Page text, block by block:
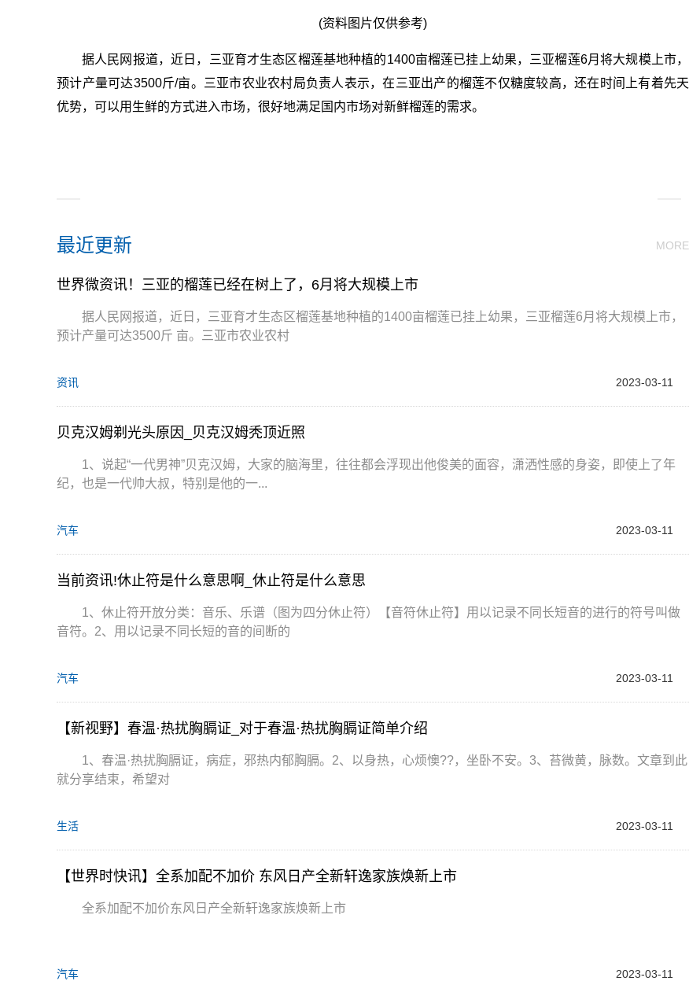
(资料图片仅供参考)
据人民网报道，近日，三亚育才生态区榴莲基地种植的1400亩榴莲已挂上幼果，三亚榴莲6月将大规模上市，
预计产量可达3500斤/亩。三亚市农业农村局负责人表示，在三亚出产的榴莲不仅糖度较高，还在时间上有着先天
优势，可以用生鲜的方式进入市场，很好地满足国内市场对新鲜榴莲的需求。
最近更新 MORE
世界微资讯！三亚的榴莲已经在树上了，6月将大规模上市
据人民网报道，近日，三亚育才生态区榴莲基地种植的1400亩榴莲已挂上幼果，三亚榴莲6月将大规模上市，
预计产量可达3500斤 亩。三亚市农业农村
资讯 2023-03-11
贝克汉姆剃光头原因_贝克汉姆秃顶近照
1、说起“一代男神”贝克汉姆，大家的脑海里，往往都会浮现出他俊美的面容，潇洒性感的身姿，即使上了年
纪，也是一代帅大叔，特别是他的一...
汽车 2023-03-11
当前资讯!休止符是什么意思啊_休止符是什么意思
1、休止符开放分类：音乐、乐谱（图为四分休止符）【音符休止符】用以记录不同长短音的进行的符号叫做
音符。2、用以记录不同长短的音的间断的
汽车 2023-03-11
【新视野】春温·热扰胸膈证_对于春温·热扰胸膈证简单介绍
1、春温·热扰胸膈证，病症，邪热内郁胸膈。2、以身热，心烦懊??，坐卧不安。3、苔微黄，脉数。文章到此
就分享结束，希望对
生活 2023-03-11
【世界时快讯】全系加配不加价 东风日产全新轩逸家族焕新上市
全系加配不加价东风日产全新轩逸家族焕新上市
汽车 2023-03-11